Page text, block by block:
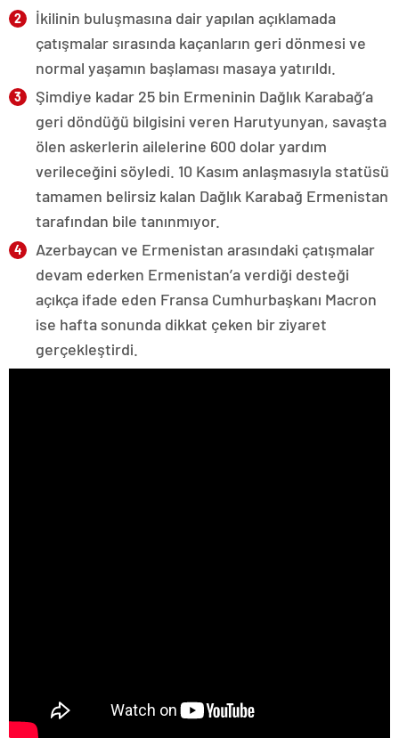
İkilinin buluşmasına dair yapılan açıklamada
çatışmalar sırasında kaçanların geri dönmesi ve
normal yaşamın başlaması masaya yatırıldı.
Şimdiye kadar 25 bin Ermeninin Dağlık Karabağ’a
geri döndüğü bilgisini veren Harutyunyan, savaşta
ölen askerlerin ailelerine 600 dolar yardım
verileceğini söyledi. 10 Kasım anlaşmasıyla statüsü
tamamen belirsiz kalan Dağlık Karabağ Ermenistan
tarafından bile tanınmıyor.
Azerbaycan ve Ermenistan arasındaki çatışmalar
devam ederken Ermenistan’a verdiği desteği
açıkça ifade eden Fransa Cumhurbaşkanı Macron
ise hafta sonunda dikkat çeken bir ziyaret
gerçekleştirdi.